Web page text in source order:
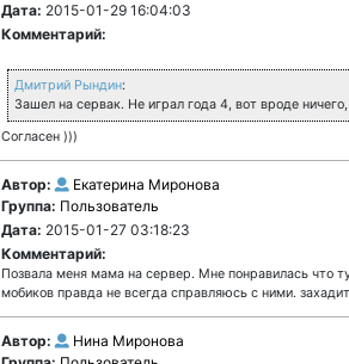
Дата: 2015-01-29 16:04:03
Комментарий:
Дмитрий Рындин:
Зашел на сервак. Не играл года 4, вот вроде
Согласен )))
Автор:
Екатерина Миронова
Группа: Пользователь
Дата: 2015-01-27 03:18:23
Комментарий:
Позвала меня мама на сервер. Мне понравилась что
мобиков правда не всегда справляюсь с ними.
Автор:
Нина Миронова